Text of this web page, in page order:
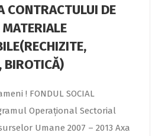
CONTRACTULUI DE
BIROTICĂ)
! FONDUL SOCIAL
Operaţional Sectorial
Umane 2007 – 2013 Axa